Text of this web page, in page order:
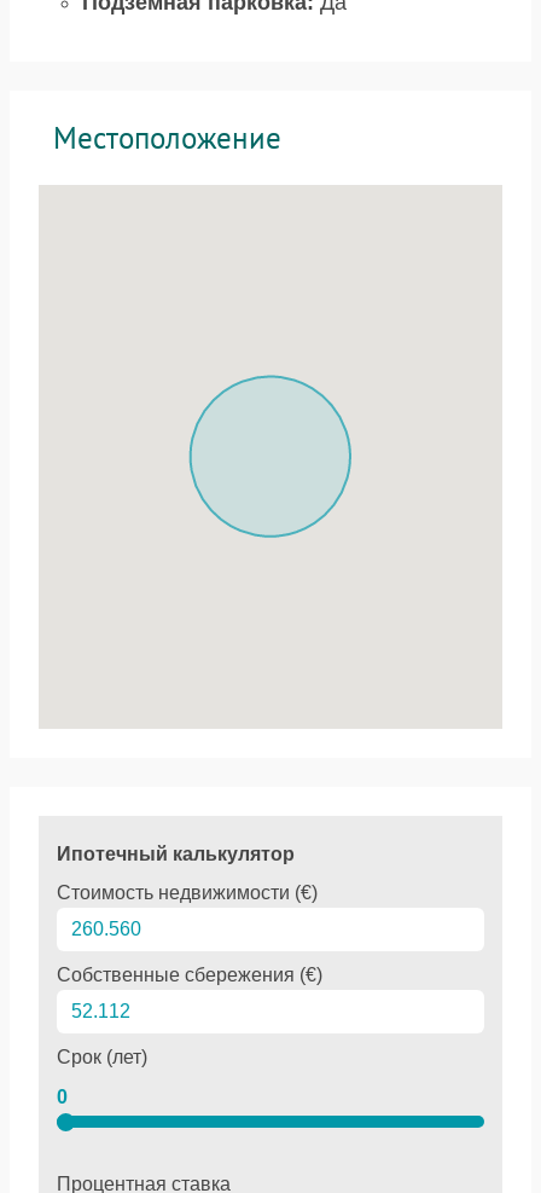
Местоположение
Ипотечный калькулятор
Стоимость недвижимости (€)
Собственные сбережения (€)
Срок (лет)
0
Процентная ставка